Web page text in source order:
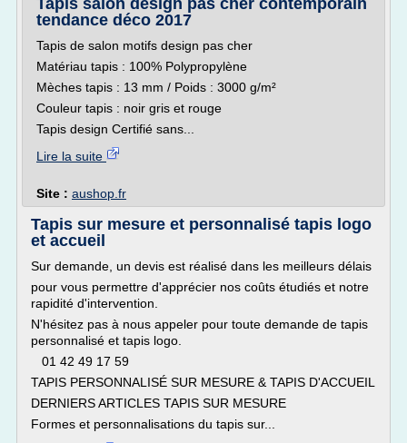
Tapis salon design pas cher contemporain
tendance déco 2017
Tapis de salon motifs design pas cher
Matériau tapis : 100% Polypropylène
Mèches tapis : 13 mm / Poids : 3000 g/m²
Couleur tapis : noir gris et rouge
Tapis design Certifié sans...
Lire la suite
Site : aushop.fr
Tapis sur mesure et personnalisé tapis logo
et accueil
Sur demande, un devis est réalisé dans les meilleurs délais
pour vous permettre d'apprécier nos coûts étudiés et notre
rapidité d'intervention.
N'hésitez pas à nous appeler pour toute demande de tapis
personnalisé et tapis logo.
01 42 49 17 59
TAPIS PERSONNALISÉ SUR MESURE & TAPIS D'ACCUEIL
DERNIERS ARTICLES TAPIS SUR MESURE
Formes et personnalisations du tapis sur...